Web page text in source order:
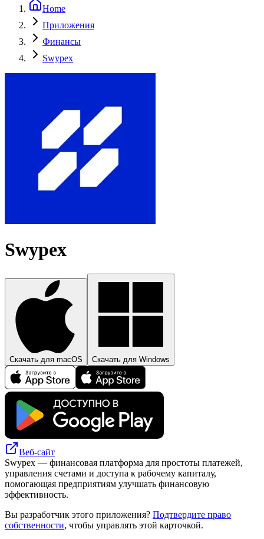
Home
Приложения
Финансы
Swypex
Swypex
Скачать для macOS Скачать для Windows
Веб-сайт
Swypex — финансовая платформа для простоты платежей,
управления счетами и доступа к рабочему капиталу,
помогающая предприятиям улучшать финансовую
эффективность.
Вы разработчик этого приложения? Подтвердите право
собственности, чтобы управлять этой карточкой.